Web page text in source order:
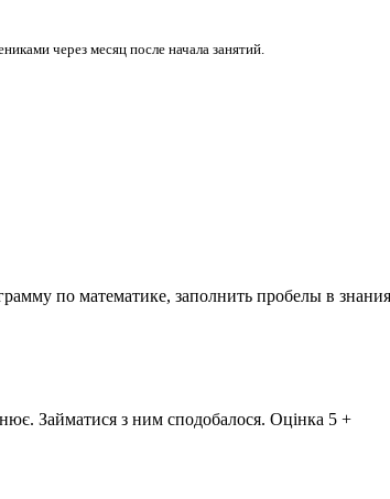
через месяц после начала занятий.
по математике, заполнить пробелы в
Займатися з ним сподобалося. Оцінка 5 +